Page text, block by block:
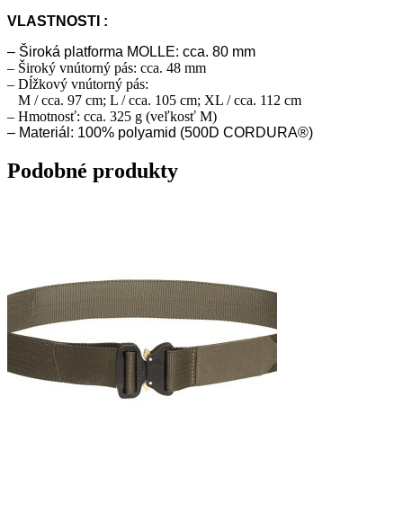
VLASTNOSTI :
– Široká platforma MOLLE: cca. 80 mm
– Široký vnútorný pás: cca. 48 mm
– Dĺžkový vnútorný pás:
M / cca. 97 cm; L / cca. 105 cm; XL / cca. 112 cm
– Hmotnosť: cca. 325 g (veľkosť M)
– Materiál: 100% polyamid (500D CORDURA®)
Podobné produkty